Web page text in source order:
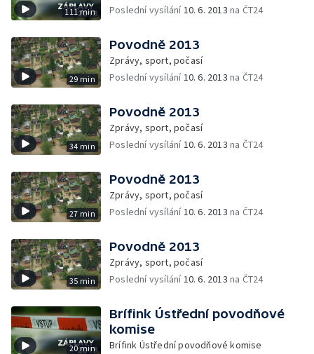
111 min
Poslední vysílání10. 6. 2013 na ČT24
29 min
Povodně 2013
Zprávy, sport, počasí
Poslední vysílání10. 6. 2013 na ČT24
34 min
Povodně 2013
Zprávy, sport, počasí
Poslední vysílání10. 6. 2013 na ČT24
27 min
Povodně 2013
Zprávy, sport, počasí
Poslední vysílání10. 6. 2013 na ČT24
35 min
Povodně 2013
Zprávy, sport, počasí
Poslední vysílání10. 6. 2013 na ČT24
20 min
Brífink Ústřední povodňové
komise
Brífink Ústřední povodňové komise